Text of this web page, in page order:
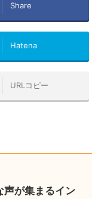
Share
Hatena
URLコピー
声が集まるイン